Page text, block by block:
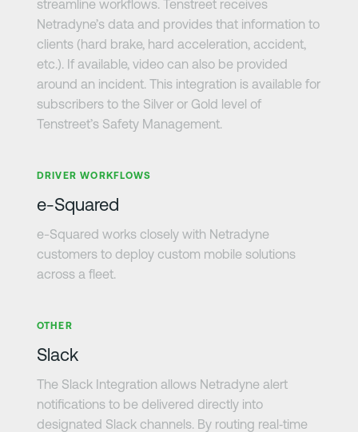
streamline workflows. Tenstreet receives
Netradyne’s data and provides that information to
clients (hard brake, hard acceleration, accident,
etc.). If available, video can also be provided
around an incident. This integration is available for
subscribers to the Silver or Gold level of
Tenstreet’s Safety Management.
DRIVER WORKFLOWS
e-Squared
e-Squared works closely with Netradyne
customers to deploy custom mobile solutions
across a fleet.
OTHER
Slack
The Slack Integration allows Netradyne alert
notifications to be delivered directly into
designated Slack channels. By routing real‑time